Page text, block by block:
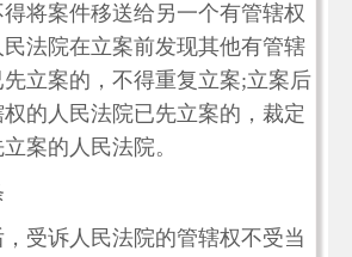
将案件移送给另一个有管辖权
法院在立案前发现其他有管辖
立案的，不得重复立案;立案后
的人民法院已先立案的，裁定
案的人民法院。
受诉人民法院的管辖权不受当